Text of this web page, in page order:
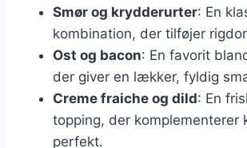
Smør og krydderurter: En
kombination, der tilføjer
Ost og bacon: En favorit
der giver en lækker, fyldig
Creme fraiche og dild: En
topping, der komplementerer
perfekt.